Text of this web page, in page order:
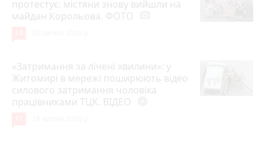
протестує: містяни знову вийшли на
майдан Корольова. ФОТО
«Затримання за лічені хвилини»: у
Житомирі в мережі поширюють відео
силового затримання чоловіка
працівниками ТЦК. ВІДЕО